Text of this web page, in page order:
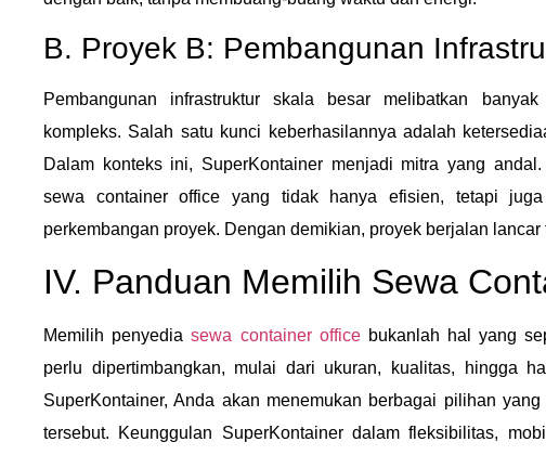
B. Proyek B: Pembangunan
Pembangunan infrastruktur skala besar melibatkan
kompleks. Salah satu kunci keberhasilannya adalah
Dalam konteks ini, SuperKontainer menjadi mitra yang
sewa container office yang tidak hanya efisien, tetapi
perkembangan proyek. Dengan demikian, proyek berjalan lancar
IV. Panduan Memilih Sewa
Memilih penyediasewa container officebukanlah hal yang
perlu dipertimbangkan, mulai dari ukuran, kualitas, hingga
SuperKontainer, Anda akan menemukan berbagai pilihan
tersebut. Keunggulan SuperKontainer dalam fleksibilitas,